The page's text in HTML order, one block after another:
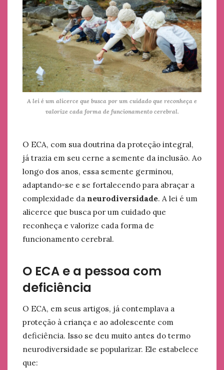
A lei é um alicerce que busca por um cuidado que reconheça e
valorize cada forma de funcionamento cerebral.
O ECA, com sua doutrina da proteção integral,
já trazia em seu cerne a semente da inclusão. Ao
longo dos anos, essa semente germinou,
adaptando-se e se fortalecendo para abraçar a
complexidade da neurodiversidade. A lei é um
alicerce que busca por um cuidado que
reconheça e valorize cada forma de
funcionamento cerebral.
O ECA e a pessoa com
deficiência
O ECA, em seus artigos, já contemplava a
proteção à criança e ao adolescente com
deficiência. Isso se deu muito antes do termo
neurodiversidade se popularizar. Ele estabelece
que: